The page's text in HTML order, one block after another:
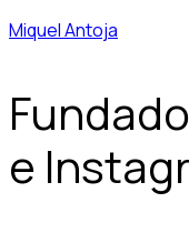
Miquel Antoja
e